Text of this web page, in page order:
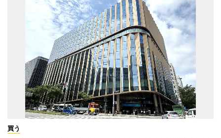
買う